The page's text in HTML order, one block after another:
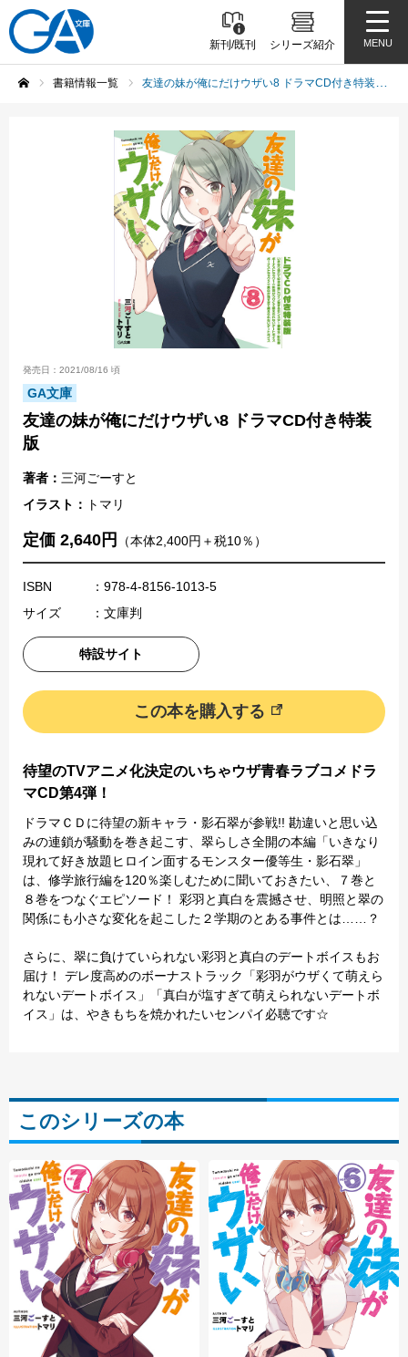
新刊/既刊 シリーズ紹介 MENU
書籍情報一覧 友達の妹が俺にだけウザい8 ドラマCD付き特装版
発売日：2021/08/16 頃
GA文庫
友達の妹が俺にだけウザい8 ドラマCD付き特装
版
著者： 三河ごーすと
イラスト：
トマリ
定価 2,640円 （本体2,400円＋税10％）
ISBN
：978-4-8156-1013-5
サイズ
：文庫判
特設サイト
この本を購入する
待望のTVアニメ化決定のいちゃウザ青春ラブコメドラ
マCD第4弾！
ドラマＣＤに待望の新キャラ・影石翠が参戦!! 勘違いと思い込
みの連鎖が騒動を巻き起こす、翠らしさ全開の本編「いきなり
現れて好き放題ヒロイン面するモンスター優等生・影石翠」
は、修学旅行編を120％楽しむために聞いておきたい、７巻と
８巻をつなぐエピソード！ 彩羽と真白を震撼させ、明照と翠の
関係にも小さな変化を起こした２学期のとある事件とは……？
さらに、翠に負けていられない彩羽と真白のデートボイスもお
届け！ デレ度高めのボーナストラック「彩羽がウザくて萌えら
れないデートボイス」「真白が塩すぎて萌えられないデートボ
イス」は、やきもちを焼かれたいセンパイ必聴です☆
このシリーズの本